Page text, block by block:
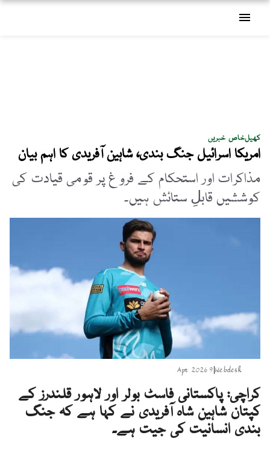
menu
کھیلخاص خبریں
امریکا اسرائیل جنگ بندی، شاہین آفریدی کا اہم بیان
مذاکرات اور استحکام کے فروغ پر قومی قیادت کی
کوششیں قابلِ ستائش ہیں۔
Webdesk
|
9 Apr 2026
کراچی: پاکستانی فاسٹ بولر اور لاہور قلندرز کے
کپتان شاہین شاہ آفریدی نے کہا ہے کہ جنگ
بندی انسانیت کی جیت ہے۔